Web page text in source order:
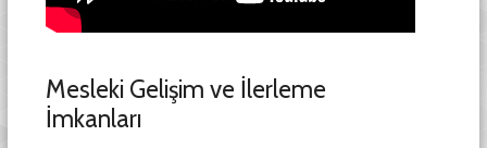
Mesleki Gelişim ve İlerleme
İmkanları